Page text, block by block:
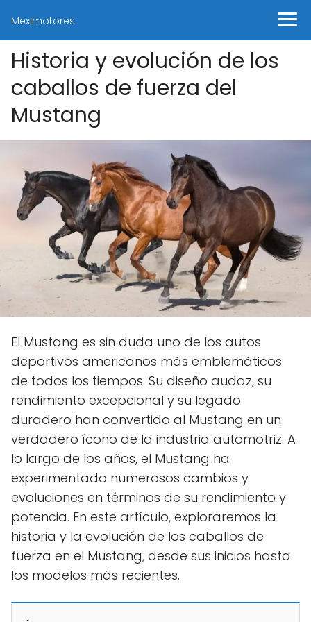
Meximotores
Historia y evolución de los
caballos de fuerza del
Mustang
El Mustang es sin duda uno de los autos
deportivos americanos más emblemáticos
de todos los tiempos. Su diseño audaz, su
rendimiento excepcional y su legado
duradero han convertido al Mustang en un
verdadero ícono de la industria automotriz. A
lo largo de los años, el Mustang ha
experimentado numerosos cambios y
evoluciones en términos de su rendimiento y
potencia. En este artículo, exploraremos la
historia y la evolución de los caballos de
fuerza en el Mustang, desde sus inicios hasta
los modelos más recientes.